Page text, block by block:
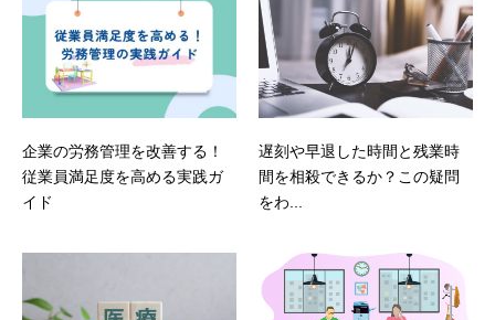
企業の労務管理を改善する！
従業員満足度を高める実践ガ
イド
遅刻や早退した時間と残業時
間を相殺できるか？この疑問
をわ...